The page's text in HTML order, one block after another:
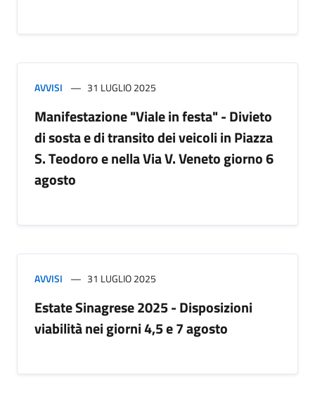
AVVISI 31 LUGLIO 2025
Manifestazione "Viale in festa" - Divieto
di sosta e di transito dei veicoli in Piazza
S. Teodoro e nella Via V. Veneto giorno 6
agosto
AVVISI 31 LUGLIO 2025
Estate Sinagrese 2025 - Disposizioni
viabilità nei giorni 4,5 e 7 agosto